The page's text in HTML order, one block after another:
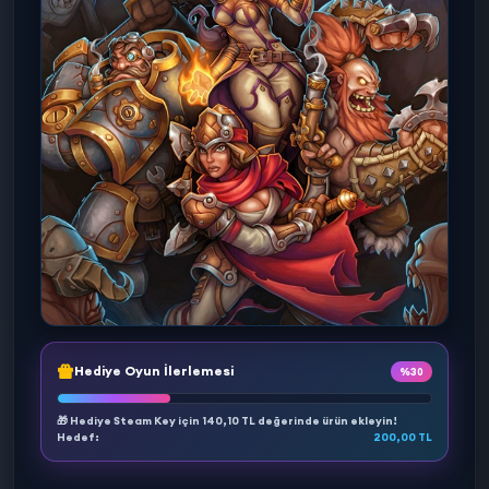
Hediye Oyun İlerlemesi %30
🎁 Hediye Steam Key için 140,10 TL değerinde ürün ekleyin!
Hedef:
200,00 TL